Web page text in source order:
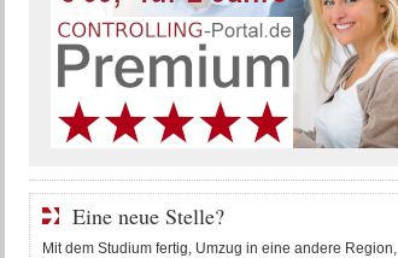
Eine neue Stelle?
Mit dem Studium fertig, Umzug in eine andere Region,